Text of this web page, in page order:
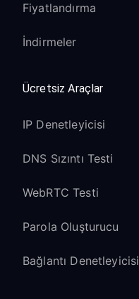
Fiyatlandırma
İndirmeler
Ücretsiz Araçlar
IP Denetleyicisi
DNS Sızıntı Testi
WebRTC Testi
Parola Oluşturucu
Bağlantı Denetleyicisi